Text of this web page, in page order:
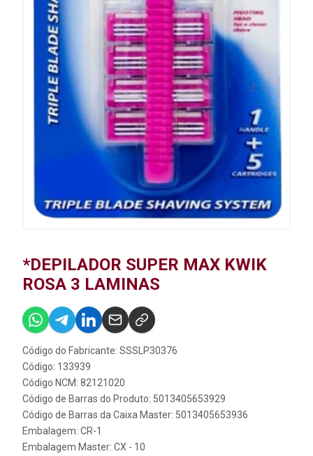
*DEPILADOR SUPER MAX KWIK
ROSA 3 LAMINAS
Código do Fabricante: SSSLP30376
Código: 133939
Código NCM: 82121020
Código de Barras do Produto: 5013405653929
Código de Barras da Caixa Master: 5013405653936
Embalagem: CR-1
Embalagem Master: CX - 10